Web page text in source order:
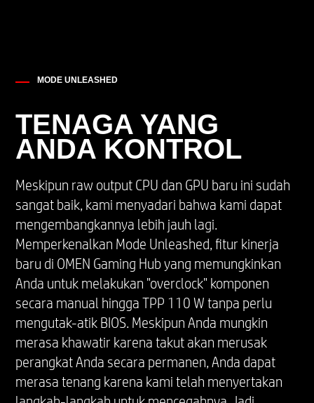
MODE UNLEASHED
TENAGA YANG
ANDA KONTROL
Meskipun raw output CPU dan GPU baru ini sudah
sangat baik, kami menyadari bahwa kami dapat
mengembangkannya lebih jauh lagi.
Memperkenalkan Mode Unleashed, fitur kinerja
baru di OMEN Gaming Hub yang memungkinkan
Anda untuk melakukan "overclock" komponen
secara manual hingga TPP 110 W tanpa perlu
mengutak-atik BIOS. Meskipun Anda mungkin
merasa khawatir karena takut akan merusak
perangkat Anda secara permanen, Anda dapat
merasa tenang karena kami telah menyertakan